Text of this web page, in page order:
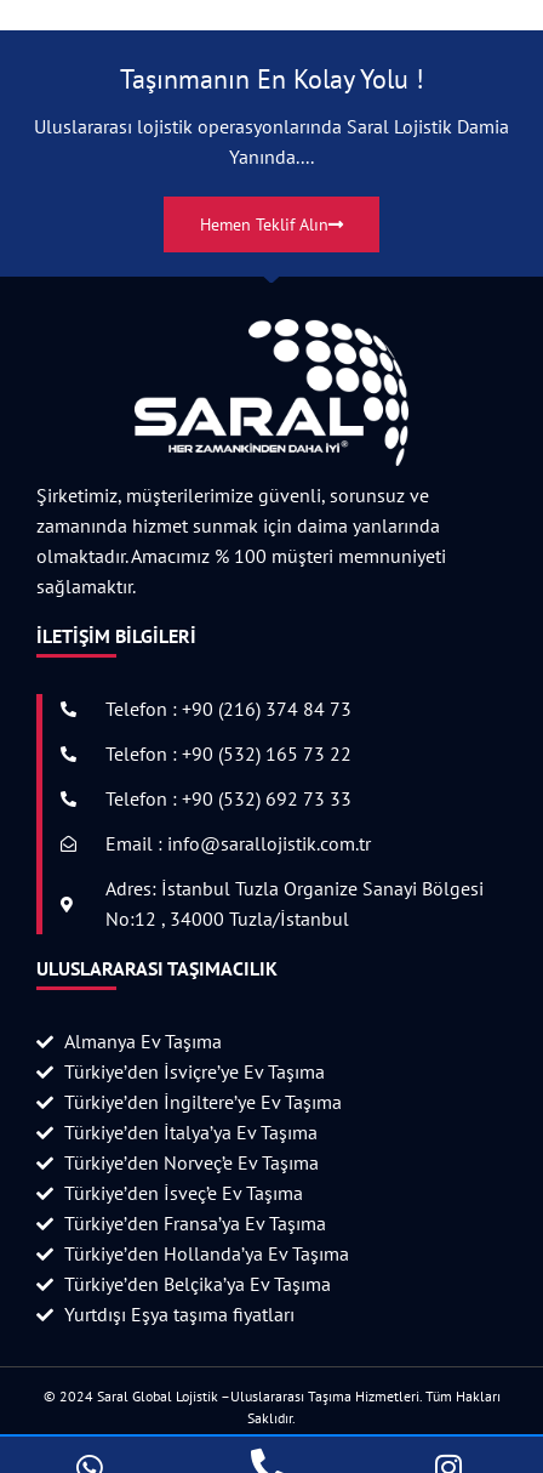
Taşınmanın En Kolay Yolu !
Uluslararası lojistik operasyonlarında Saral Lojistik Damia
Yanında....
Hemen Teklif Alın
Şirketimiz, müşterilerimize güvenli, sorunsuz ve
zamanında hizmet sunmak için daima yanlarında
olmaktadır. Amacımız % 100 müşteri memnuniyeti
sağlamaktır.
İLETIŞIM BILGILERI
Telefon : +90 (216) 374 84 73
Telefon : +90 (532) 165 73 22
Telefon : +90 (532) 692 73 33
Email : info@sarallojistik.com.tr
Adres: İstanbul Tuzla Organize Sanayi Bölgesi
No:12 , 34000 Tuzla/İstanbul
ULUSLARARASI TAŞIMACILIK
Almanya Ev Taşıma
Türkiye’den İsviçre’ye Ev Taşıma
Türkiye’den İngiltere’ye Ev Taşıma
Türkiye’den İtalya’ya Ev Taşıma
Türkiye’den Norveç’e Ev Taşıma
Türkiye’den İsveç’e Ev Taşıma
Türkiye’den Fransa’ya Ev Taşıma
Türkiye’den Hollanda’ya Ev Taşıma
Türkiye’den Belçika’ya Ev Taşıma
Yurtdışı Eşya taşıma fiyatları
© 2024 Saral Global Lojistik –Uluslararası Taşıma Hizmetleri. Tüm Hakları
Saklıdır.
Tasarım ve Seo Hizmeti YellowStarDesign